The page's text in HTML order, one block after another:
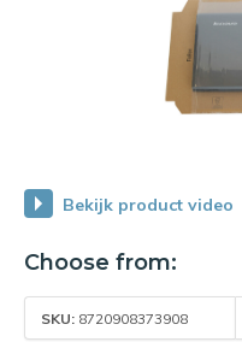
Choose from:
SKU: 8720908373908
Bekijk product video